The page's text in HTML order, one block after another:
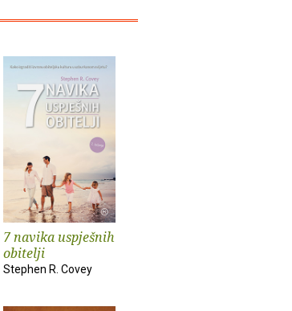
7 navika uspješnih
obitelji
Stephen R. Covey